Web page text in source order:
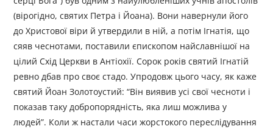
(вірогідно, святих Петра і Йоана). Вони навернули його
до Христової віри й утвердили в ній, а потім Ігнатія, що
сяяв чеснотами, поставили єпископом найславнішої на
цілий Схід Церкви в Антіохії. Сорок років святий Ігнатій
ревно дбав про своє стадо. Упродовж цього часу, як каже
святий Йоан Золотоустий: “Він виявив усі свої чесноти і
показав таку добропорядність, яка лиш можлива у
людей”. Коли ж настали часи жорстокого переслідування